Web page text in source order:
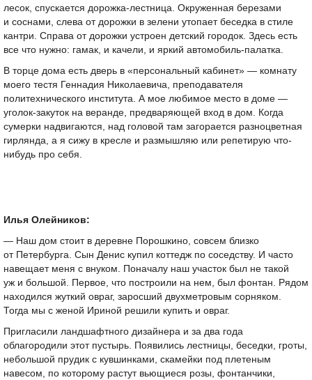
лесок, спускается дорожка-лестница. Окруженная березами
и соснами, слева от дорожки в зелени утопает беседка в стиле
кантри. Справа от дорожки устроен детский городок. Здесь есть
все что нужно: гамак, и качели, и яркий автомобиль-палатка.
В торце дома есть дверь в «персональный кабинет» — комнату
моего тестя Геннадия Николаевича, преподавателя
политехнического института. А мое любимое место в доме —
уголок-закуток на веранде, предваряющей вход в дом. Когда
сумерки надвигаются, над головой там загорается разноцветная
гирлянда, а я сижу в кресле и размышляю или репетирую что-
нибудь про себя.
Илья Олейников:
— Наш дом стоит в деревне Порошкино, совсем близко
от Петербурга. Сын Денис купил коттедж по соседству. И часто
навещает меня с внуком. Поначалу наш участок был не такой
уж и большой. Первое, что построили на нем, был фонтан. Рядом
находился жуткий овраг, заросший двухметровым сорняком.
Тогда мы с женой Ириной решили купить и овраг.
Пригласили ландшафтного дизайнера и за два года
облагородили этот пустырь. Появились лестницы, беседки, гроты,
небольшой прудик с кувшинками, скамейки под плетеным
навесом, по которому растут вьющиеся розы, фонтанчики,